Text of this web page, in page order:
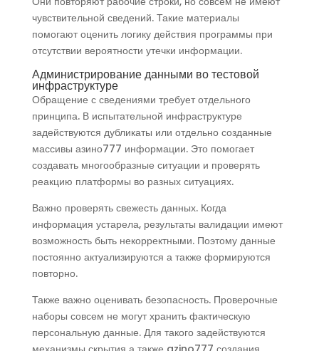
чувствительной сведений. Такие материалы
помогают оценить логику действия программы при
отсутствии вероятности утечки информации.
Администрирование данными во тестовой
инфраструктуре
Обращение с сведениями требует отдельного
принципа. В испытательной инфраструктуре
задействуются дубликаты или отдельно созданные
массивы азино777 информации. Это помогает
создавать многообразные ситуации и проверять
реакцию платформы во разных ситуациях.
Важно проверять свежесть данных. Когда
информация устарела, результаты валидации имеют
возможность быть некорректными. Поэтому данные
постоянно актуализируются а также формируются
повторно.
Также важно оценивать безопасность. Проверочные
наборы совсем не могут хранить фактическую
персональную данные. Для такого задействуются